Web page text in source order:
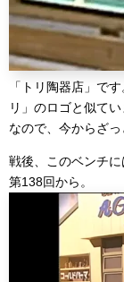
「トリ陶器店」で
リ」のロゴと似て
なので、今からざっ
戦後、このベンチに
第138回から。